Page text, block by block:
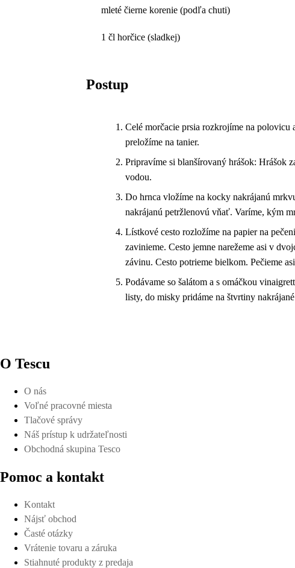
mleté čierne korenie (podľa chuti)
1 čl horčice (sladkej)
Postup
Celé morčacie prsia rozkrojíme na
preložíme na tanier.
Pripravíme si blanšírovaný hrášok: Hrášok
vodou.
Do hrnca vložíme na kocky nakrájanú
nakrájanú petržlenovú vňať. Varíme, kým
Lístkové cesto rozložíme na papier na
zavinieme. Cesto jemne narežeme asi v
závinu. Cesto potrieme bielkom. Pečieme
Podávame so šalátom a s omáčkou
listy, do misky pridáme na štvrtiny
O Tescu
O nás
Voľné pracovné miesta
Tlačové správy
Náš prístup k udržateľnosti
Obchodná skupina Tesco
Pomoc a kontakt
Kontakt
Nájsť obchod
Časté otázky
Vrátenie tovaru a záruka
Stiahnuté produkty z predaja